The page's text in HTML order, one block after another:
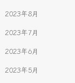
2023年8月
2023年7月
2023年6月
2023年5月